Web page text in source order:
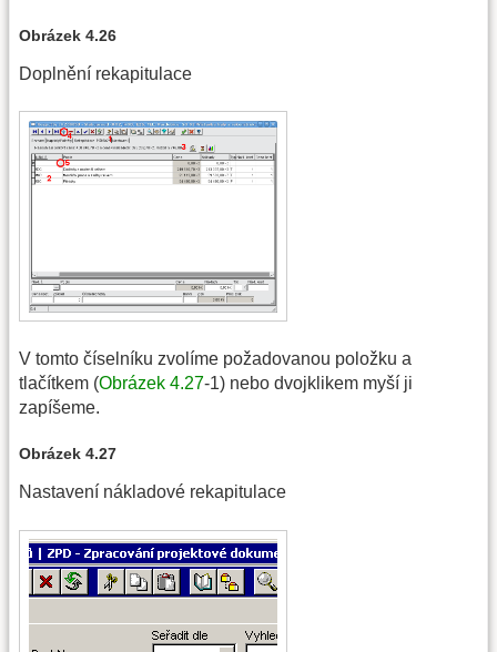
Obrázek 4.26
Doplnění rekapitulace
V tomto číselníku zvolíme požadovanou položku a
tlačítkem (Obrázek 4.27-1) nebo dvojklikem myší ji
zapíšeme.
Obrázek 4.27
Nastavení nákladové rekapitulace